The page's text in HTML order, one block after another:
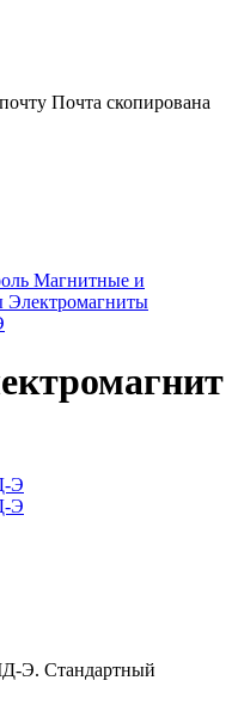
Почта скопирована
Магнитные и
Электромагниты
Э. Стандартный